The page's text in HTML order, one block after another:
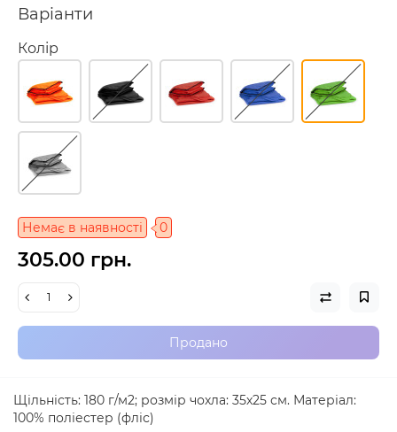
Варіанти
Колір
Немає в наявності 0
305.00 грн.
Продано
Щільність: 180 г/м2; розмір чохла: 35х25 см. Матеріал:
100% поліестер (фліс)